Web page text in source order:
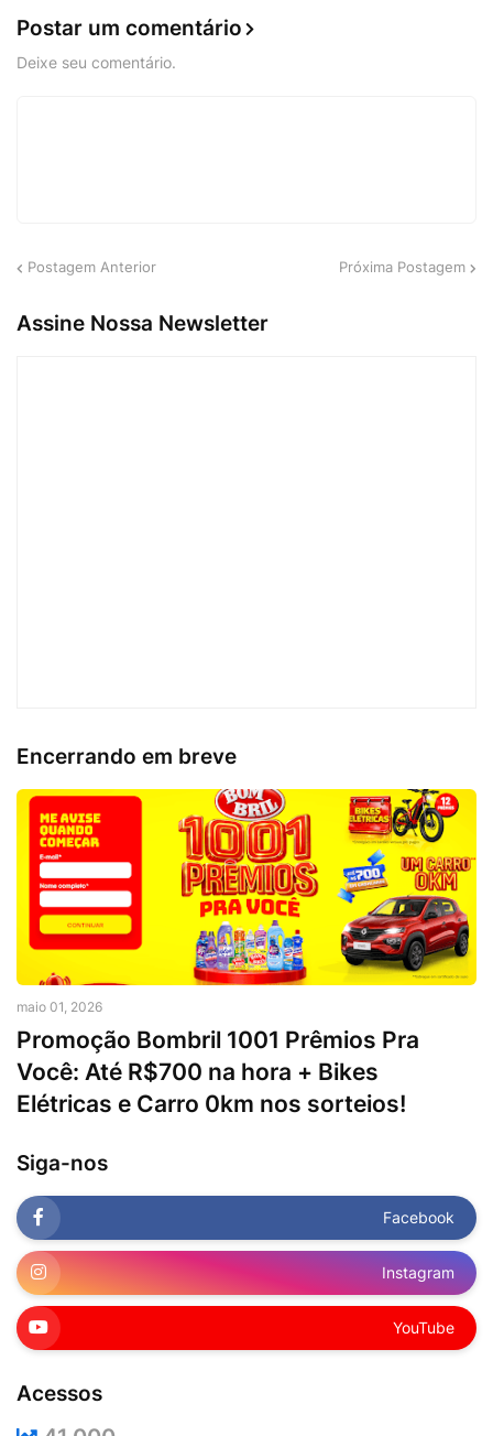
Postar um comentário
Deixe seu comentário.
Postagem Anterior Próxima Postagem
Assine Nossa Newsletter
Encerrando em breve
maio 01, 2026
Promoção Bombril 1001 Prêmios Pra
Você: Até R$700 na hora + Bikes
Elétricas e Carro 0km nos sorteios!
Siga-nos
Facebook
Instagram
YouTube
Acessos